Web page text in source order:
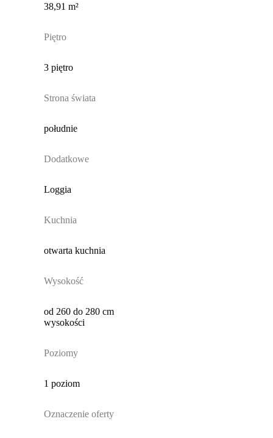
38,91 m²
Piętro
3 piętro
Strona świata
południe
Dodatkowe
Loggia
Kuchnia
otwarta kuchnia
Wysokość
od 260 do 280 cm
wysokości
Poziomy
1 poziom
Oznaczenie oferty